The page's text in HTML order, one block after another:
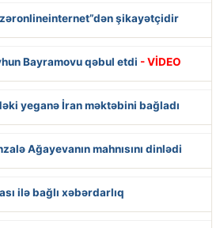
şikayətçidir
Bayramovu qəbul etdi - VİDEO
yeganə İran məktəbini bağladı
Ağayevanın mahnısını dinlədi
ilə bağlı xəbərdarlıq